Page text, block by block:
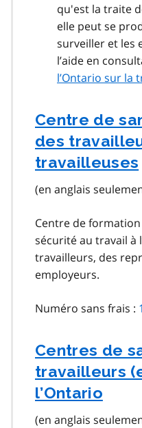
qu'est la traite
elle peut se
surveiller et les
l’aide en
l’Ontario sur la
Centre de
des
travailleuses
(en anglais
Centre de
sécurité au travail à
travailleurs, des
employeurs.
Numéro sans frais :
Centres de
travailleurs
l’Ontario
(en anglais